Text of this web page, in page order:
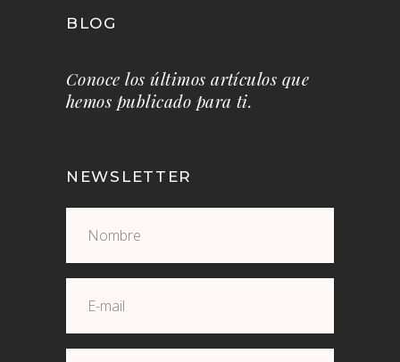
BLOG
Conoce los últimos artículos que
hemos publicado para ti.
NEWSLETTER